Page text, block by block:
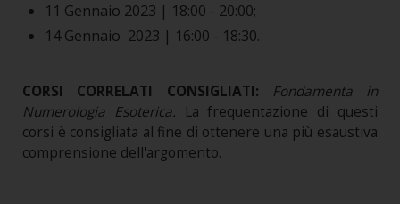
11 Gennaio 2023 | 18:00 - 20:00;
14 Gennaio 2023 | 16:00 - 18:30.
CORSI CORRELATI CONSIGLIATI:
Fondamenta in
Numerologia Esoterica.
La frequentazione di questi
corsi è consigliata al fine di ottenere una più esaustiva
comprensione dell'argomento.